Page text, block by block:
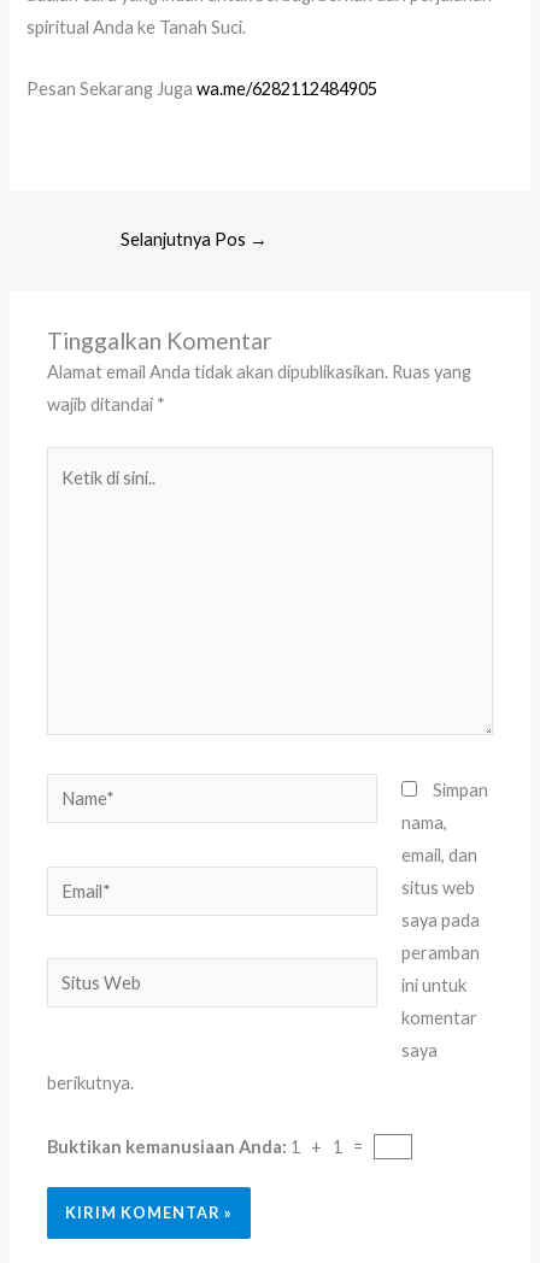
spiritual Anda ke Tanah Suci.
Pesan Sekarang Jugawa.me/6282112484905
Selanjutnya Pos →
Tinggalkan Komentar
Alamat email Anda tidak akan dipublikasikan. Ruas yang
wajib ditandai *
Name*
Email*
Situs
Web
Simpan
nama,
email, dan
situs web
saya pada
peramban
ini untuk
komentar
saya
berikutnya.
Buktikan kemanusiaan Anda: 1 + 1 =